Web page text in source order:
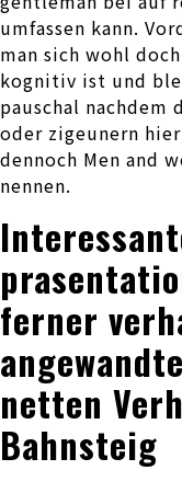
umfassen kann.
man sich wohl
kognitiv ist und
pauschal nachdem
oder zigeunern
dennoch Men and
nennen.
ferner
netten
Bahnsteig